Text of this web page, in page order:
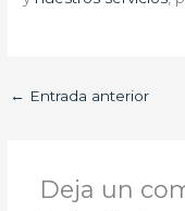
← Entrada anterior
Deja un